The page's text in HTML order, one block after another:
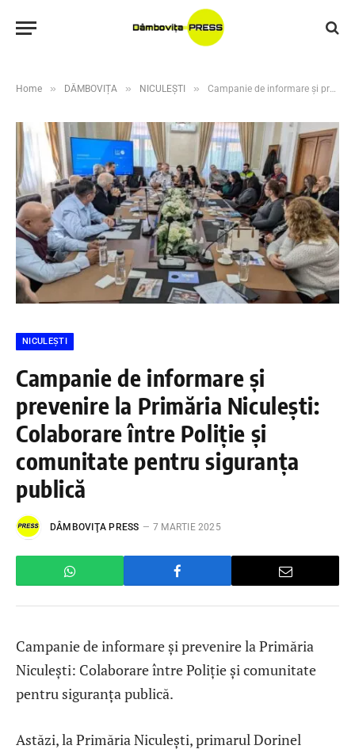
Home » DÂMBOVIȚA » NICULEȘTI » Campanie de informare și prevenire la Primăria Niculești: Colaborare între Poliție și comunitate pentru siguranța publică
NICULEȘTI
Campanie de informare și
prevenire la Primăria Niculești:
Colaborare între Poliție și
comunitate pentru siguranța
publică
DÂMBOVIŢA PRESS 7 MARTIE 2025
Campanie de informare și prevenire la Primăria
Niculești: Colaborare între Poliție și comunitate
pentru siguranța publică.
Astăzi, la Primăria Niculești, primarul Dorinel